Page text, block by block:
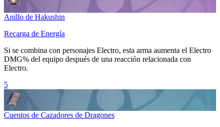
Anillo de Hakushin
Recarga de Energía
Si se combina con personajes Electro, esta arma aumenta el Electro
DMG% del equipo después de una reacción relacionada con
Electro.
5
Cuentos de Cazadores de Dragones